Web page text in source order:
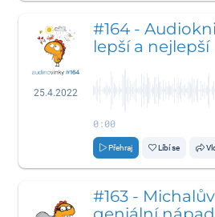
25.4.2022
#164 -
lepší a nejlepší
0:00
Přehraj Líbí se
#163 -